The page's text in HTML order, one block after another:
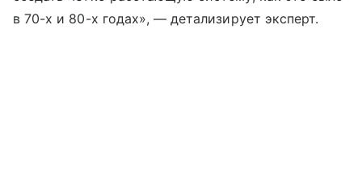
в 70-х и 80-х годах», — детализирует эксперт.